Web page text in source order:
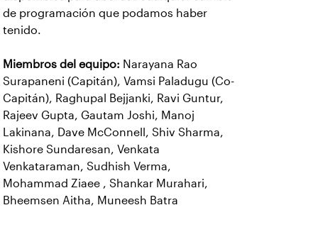
de programación que podamos haber
tenido.
Miembros del equipo: Narayana Rao
Surapaneni (Capitán), Vamsi Paladugu (Co-
Capitán), Raghupal Bejjanki, Ravi Guntur,
Rajeev Gupta, Gautam Joshi, Manoj
Lakinana, Dave McConnell, Shiv Sharma,
Kishore Sundaresan, Venkata
Venkataraman, Sudhish Verma,
Mohammad Ziaee , Shankar Murahari,
Bheemsen Aitha, Muneesh Batra